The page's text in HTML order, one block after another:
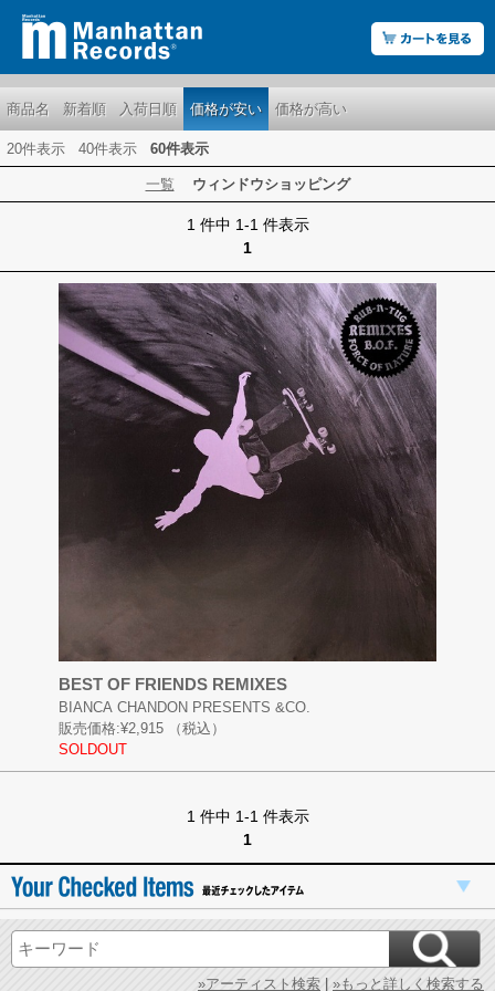
商品名 新着順 入荷日順 価格が安い 価格が高い
20件表示 40件表示 60件表示
一覧 ウィンドウショッピング
1 件中 1-1 件表示
1
BEST OF FRIENDS REMIXES
BIANCA CHANDON PRESENTS &CO.
販売価格:¥2,915
（税込）
SOLDOUT
1 件中 1-1 件表示
1
»アーティスト検索 | »もっと詳しく検索する